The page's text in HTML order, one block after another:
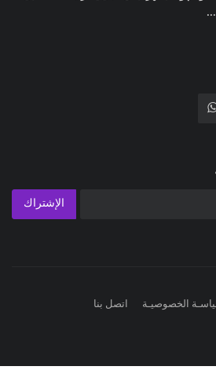
الإشتراك
الخصوصيـة اتصل بنا